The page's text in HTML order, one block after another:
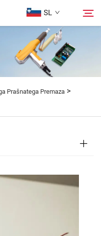
SL
Iskanje
Prašnatega Premaza >